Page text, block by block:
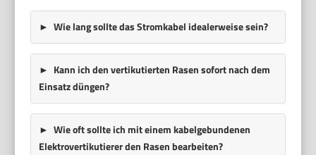
Wie lang sollte das Stromkabel idealerweise sein?
Kann ich den vertikutierten Rasen sofort nach dem
Einsatz düngen?
Wie oft sollte ich mit einem kabelgebundenen
Elektrovertikutierer den Rasen bearbeiten?